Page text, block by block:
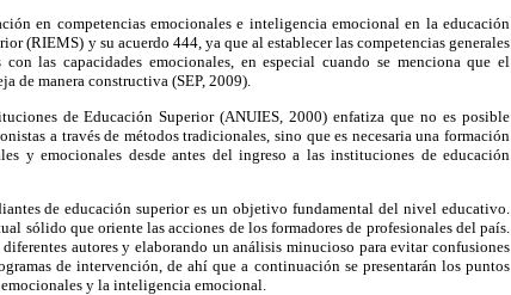
en competencias emocionales e inteligencia emocional en la educación
(RIEMS) y su acuerdo 444, ya que al establecer las competencias generales
las capacidades emocionales, en especial cuando se menciona que el
de manera constructiva (SEP, 2009).
de Educación Superior (ANUIES, 2000) enfatiza que no es posible
a través de métodos tradicionales, sino que es necesaria una formación
y emocionales desde antes del ingreso a las instituciones de educación
de educación superior es un objetivo fundamental del nivel educativo.
sólido que oriente las acciones de los formadores de profesionales del país.
autores y elaborando un análisis minucioso para evitar confusiones
de intervención, de ahí que a continuación se presentarán los puntos
y la inteligencia emocional.